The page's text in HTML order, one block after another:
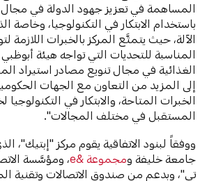
المساهمة في تعزيز جهود الدولة في مجال
باستخدام الابتكار في التكنولوجيا، وخاصة
الآلة، حيث يتمتَّع المركز بالخبرات اللازمة
المناسبة للتحديات التي تواجه هيئة أبوظبي
الغذائية في مجال تنويع مصادر استيراد
إلى المزيد من التعاون مع الجهات
الخبرات المتاحة، والابتكار في التكنولوجيا
المستقبل في مختلف المجالات".
ووفقاً لبنود الاتفاقية يقوم مركز "إبتيك"،
جامعة خليفة ومجموعة &e ، ومؤسَّسة
تي"، وبدعمٍ من صندوق الاتصالات وتقنية